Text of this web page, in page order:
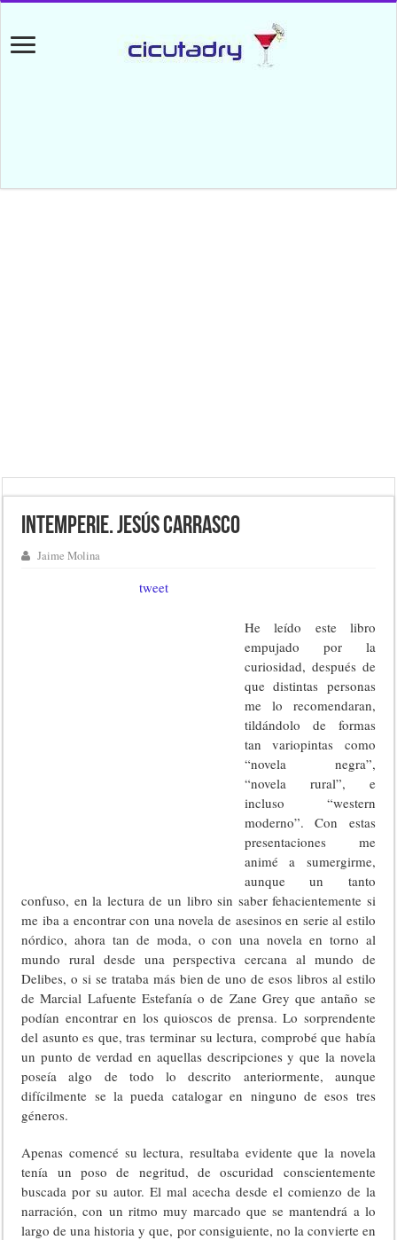
Intemperie. Jesús Carrasco
Jaime Molina
tweet
He leído este libro
empujado por la
curiosidad, después de
que distintas personas
me lo recomendaran,
tildándolo de formas
tan variopintas como
“novela negra”,
“novela rural”, e
incluso “western
moderno”. Con estas
presentaciones me
animé a sumergirme,
aunque un tanto
confuso, en la lectura de un libro sin saber fehacientemente si
me iba a encontrar con una novela de asesinos en serie al estilo
nórdico, ahora tan de moda, o con una novela en torno al
mundo rural desde una perspectiva cercana al mundo de
Delibes, o si se trataba más bien de uno de esos libros al estilo
de Marcial Lafuente Estefanía o de Zane Grey que antaño se
podían encontrar en los quioscos de prensa. Lo sorprendente
del asunto es que, tras terminar su lectura, comprobé que había
un punto de verdad en aquellas descripciones y que la novela
poseía algo de todo lo descrito anteriormente, aunque
difícilmente se la pueda catalogar en ninguno de esos tres
géneros.
Apenas comencé su lectura, resultaba evidente que la novela
tenía un poso de negritud, de oscuridad conscientemente
buscada por su autor. El mal acecha desde el comienzo de la
narración, con un ritmo muy marcado que se mantendrá a lo
largo de una historia y que, por consiguiente, no la convierte en